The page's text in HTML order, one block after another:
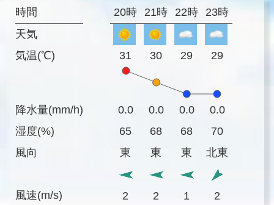
時間
天気
気温(℃)
降水量(mm/h)
湿度(%)
風向
風速(m/s)
20時 21時 22時 23時
31 30 29 29
0.0 0.0 0.0
0.0
65
68 68
70
東
東 東 北東
2 2 1 2